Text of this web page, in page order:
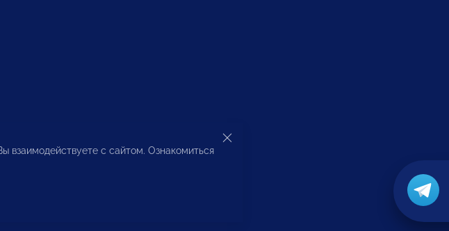
взаимодействуете с сайтом. Ознакомиться